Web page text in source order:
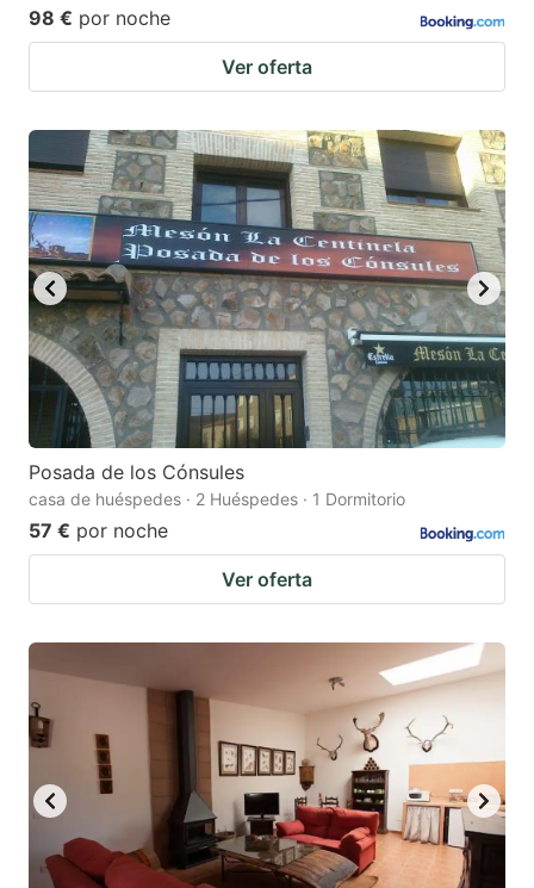
98 € por noche
Ver oferta
Posada de los Cónsules
casa de huéspedes · 2 Huéspedes · 1 Dormitorio
57 € por noche
Ver oferta